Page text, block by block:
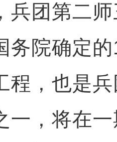
团第二师
务院确定
程，也是
一，将在